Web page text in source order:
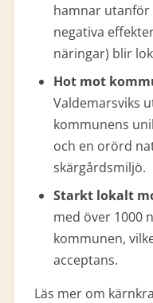
hamnar
negativa
näringar) blir
Hot mot
Valdemarsviks
kommunens
och en orörd
skärgårdsmiljö.
Starkt lokalt
med över 1000
kommunen,
acceptans.
Läs mer om